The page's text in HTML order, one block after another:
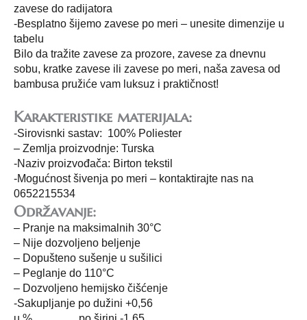
zavese do radijatora
-Besplatno šijemo zavese po meri – unesite dimenzije u
tabelu
Bilo da tražite zavese za prozore, zavese za dnevnu
sobu, kratke zavese ili zavese po meri, naša zavesa od
bambusa pružiće vam luksuz i praktičnost!
Karakteristike materijala:
-Sirovisnki sastav: 100% Poliester
– Zemlja proizvodnje: Turska
-Naziv proizvođača: Birton tekstil
-Mogućnost šivenja po meri – kontaktirajte nas na
0652215534
Održavanje:
– Pranje na maksimalnih 30°C
– Nije dozvoljeno beljenje
– Dopušteno sušenje u sušilici
– Peglanje do 110°C
– Dozvoljeno hemijsko čišćenje
-Sakupljanje po dužini +0,56